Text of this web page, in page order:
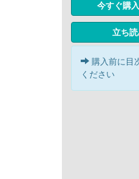
今すぐ購
立ち
購入前に目
ください